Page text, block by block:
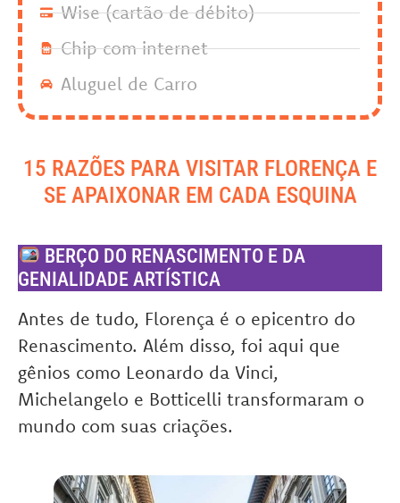
Wise (cartão de débito)
Chip com internet
Aluguel de Carro
15 RAZÕES PARA VISITAR FLORENÇA E
SE APAIXONAR EM CADA ESQUINA
BERÇO DO RENASCIMENTO E DA
GENIALIDADE ARTÍSTICA
Antes de tudo, Florença é o epicentro do
Renascimento. Além disso, foi aqui que
gênios como Leonardo da Vinci,
Michelangelo e Botticelli transformaram o
mundo com suas criações.